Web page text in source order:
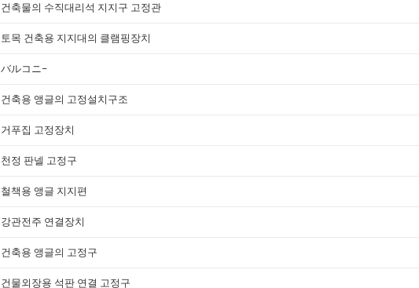
건축물의 수직대리석 지지구 고정관
토목 건축용 지지대의 클램핑장치
バルコニ−
건축용 앵글의 고정설치구조
거푸집 고정장치
천정 판넬 고정구
철책용 앵글 지지편
강관전주 연결장치
건축용 앵글의 고정구
건물외장용 석판 연결 고정구